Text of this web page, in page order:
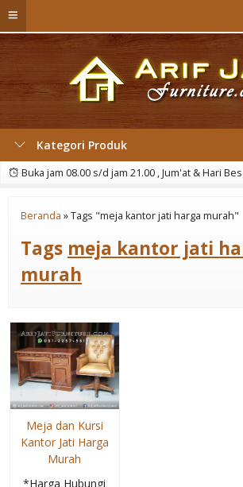
Kategori Produk
Buka jam 08.00 s/d jam 21.00 , Jum'at & Hari
Beranda »Tags "meja kantor jati harga murah"
Tags meja kantor jati
murah
Meja dan Kursi
Kantor Jati Harga
Murah
*Harga Hubungi